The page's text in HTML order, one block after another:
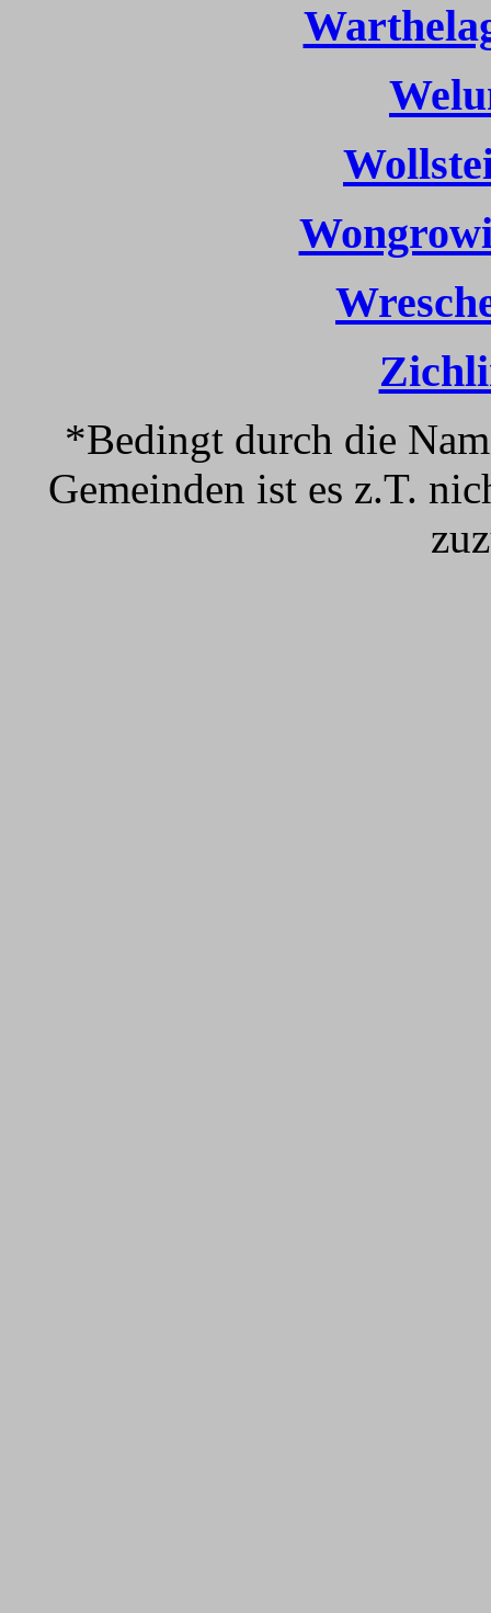
*Bedingt durch die
Gemeinden ist es z.T.